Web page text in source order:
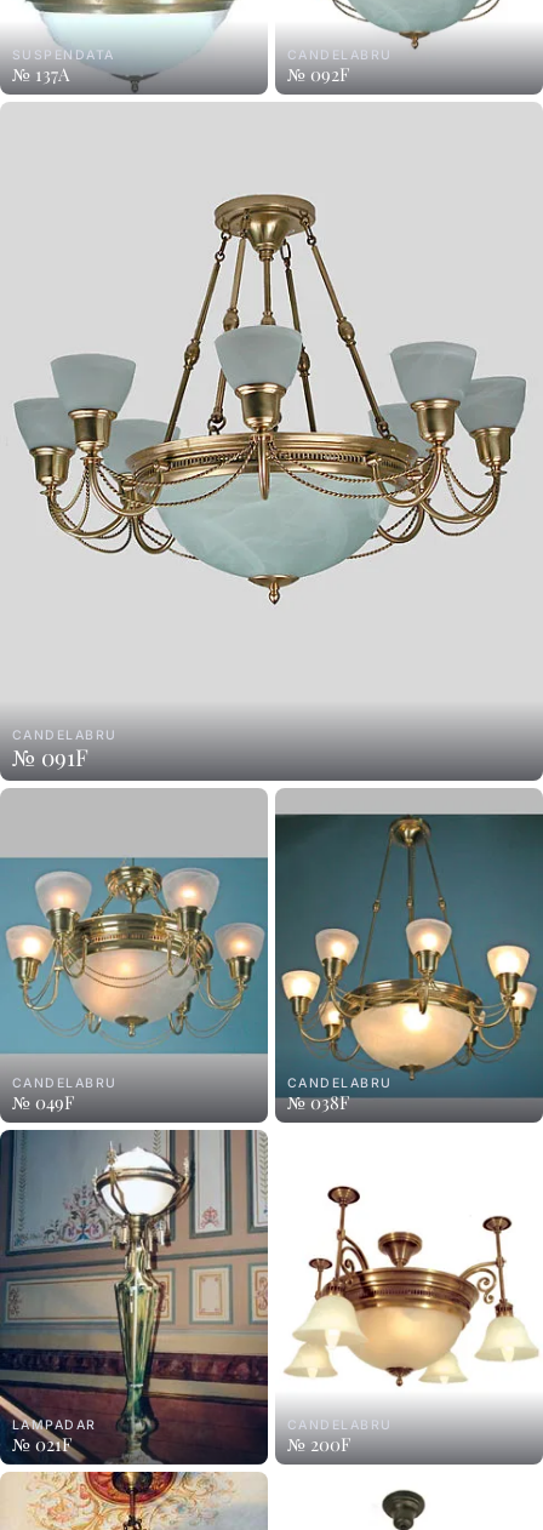
SUSPENDATA
№ 137A
CANDELABRU
№ 092F
CANDELABRU
№ 091F
CANDELABRU
№ 049F
CANDELABRU
№ 038F
LAMPADAR
№ 021F
CANDELABRU
№ 200F